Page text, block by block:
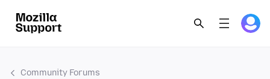
Community Forums